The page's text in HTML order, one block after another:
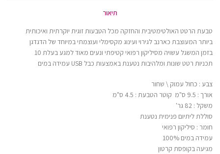
תיאור
טבעת הרטט האולטימטיבית והחזקה מכל הטבעות זוגית יוקרתית ואיכותית
ביותר המעוצבת כארנב לגירוי ועינוג מקסימלי ועוצמתי במיוחד של הדגדגן
בזמן המשגל עשויה מסיליקון רפואי קטיפתי ונעים מאוד למגע בעלת 10
תכניות רטט שונות ומלהיבות נטענת באמצעות כבל USB עמידה במים
צבע : כחול עמוק \ שחור
אורך : 9.5 ס"מ קוטר הטבעת : 4.5 ס"מ
משקל : 82 גר'
סוללת ליתיום פנימית נטענת
חומר : סיליקון רפואי
עמידה במים 100%
מגיעה בקופסת קרטון